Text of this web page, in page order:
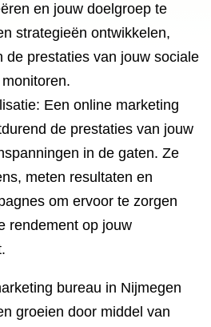
en jouw doelgroep te
strategieën ontwikkelen,
de prestaties van jouw sociale
Een online marketing
de prestaties van jouw
in de gaten. Ze
meten resultaten en
om ervoor te zorgen
rendement op jouw
bureau in Nijmegen
groeien door middel van